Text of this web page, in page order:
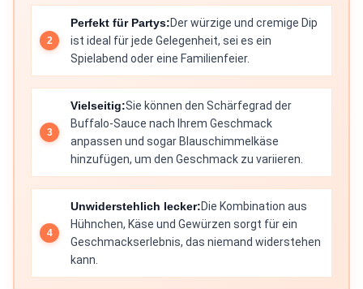
Perfekt für Partys:Der würzige und cremige Dip
ist ideal für jede Gelegenheit, sei es ein
Spielabend oder eine Familienfeier.
Vielseitig:Sie können den Schärfegrad der
Buffalo-Sauce nach Ihrem Geschmack
anpassen und sogar Blauschimmelkäse
hinzufügen, um den Geschmack zu variieren.
Unwiderstehlich lecker:Die Kombination aus
Hühnchen, Käse und Gewürzen sorgt für ein
Geschmackserlebnis, das niemand widerstehen
kann.